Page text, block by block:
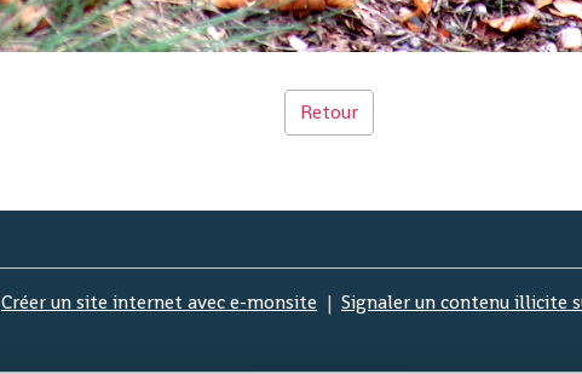
Retour
Créer un site internet avec e-monsite Signaler un contenu illicite